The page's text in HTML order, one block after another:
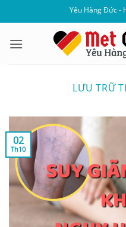
qua
dung
Yêu Hàng Đức -
LƯU TRỮ
02
Th10